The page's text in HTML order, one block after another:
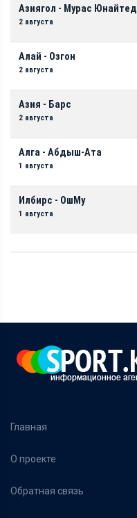
Азиягол - Мурас Юнайтед
2 августа
Алай - Озгон
2 августа
Азия - Барс
2 августа
Алга - Абдыш-Ата
1 августа
Илбирс - ОшМу
1 августа
Главная
О проекте
Обратная связь